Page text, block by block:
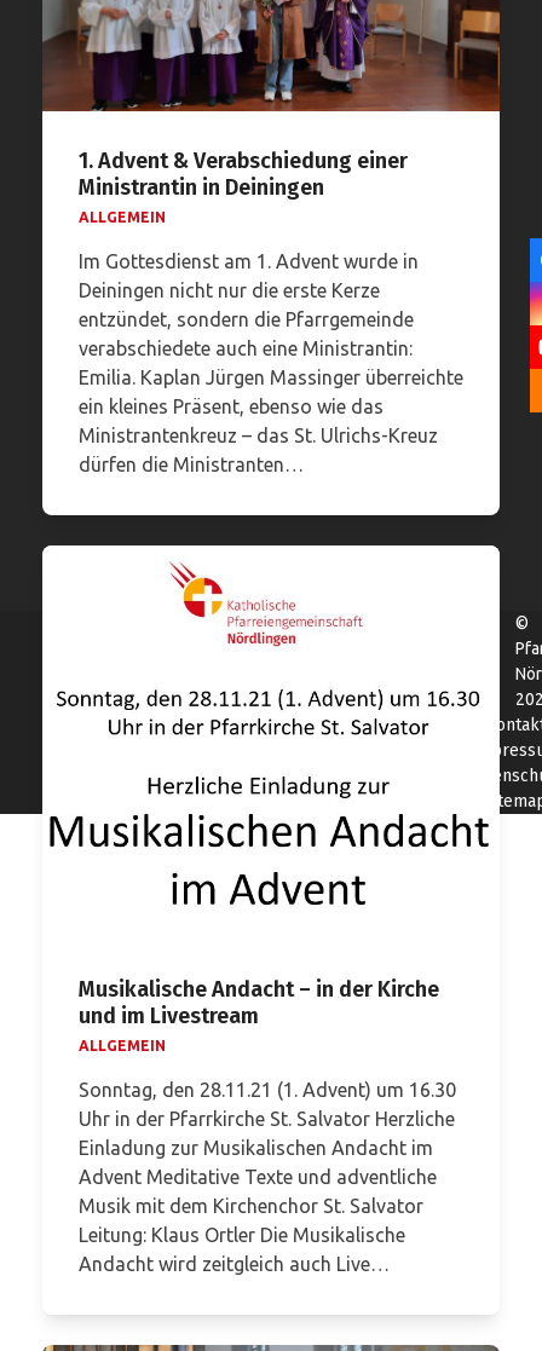
1. Advent & Verabschiedung einer
Ministrantin in Deiningen
ALLGEMEIN
Im Gottesdienst am 1. Advent wurde in
Deiningen nicht nur die erste Kerze
entzündet, sondern die Pfarrgemeinde
verabschiedete auch eine Ministrantin:
Emilia. Kaplan Jürgen Massinger überreichte
ein kleines Präsent, ebenso wie das
Ministrantenkreuz – das St. Ulrichs-Kreuz
dürfen die Ministranten…
Musikalische Andacht – in der Kirche
und im Livestream
ALLGEMEIN
Sonntag, den 28.11.21 (1. Advent) um 16.30
Uhr in der Pfarrkirche St. Salvator Herzliche
Einladung zur Musikalischen Andacht im
Advent Meditative Texte und adventliche
Musik mit dem Kirchenchor St. Salvator
Leitung: Klaus Ortler Die Musikalische
Andacht wird zeitgleich auch Live…
©